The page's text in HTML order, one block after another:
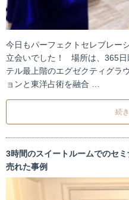
今日もパーフェクトセレブレー
立会いでした！ 場所は、365日
テル最上階のエグゼクティグラ
ョンと東洋占術を融合 …
続
3時間のスイートルームでのセ
売れた事例